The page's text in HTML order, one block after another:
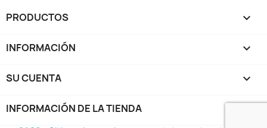
PRODUCTOS 
INFORMACIÓN 
SU CUENTA 
INFORMACIÓN DE LA TIENDA